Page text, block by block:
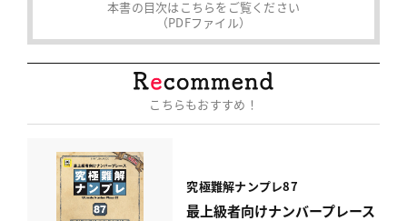
本書の目次はこちらをご覧ください
（PDFファイル）
こちらもおすすめ！
究極難解ナンプレ87
最上級者向けナンバープレース